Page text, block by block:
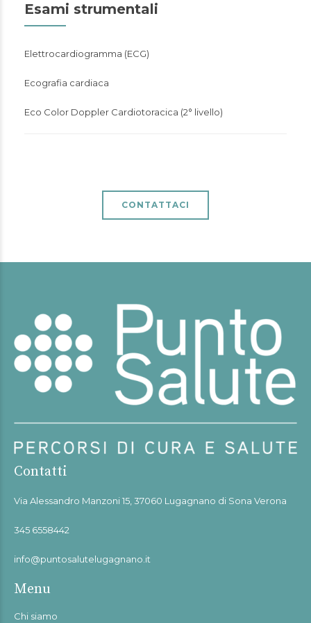
Esami strumentali
Elettrocardiogramma (ECG)
Ecografia cardiaca
Eco Color Doppler Cardiotoracica (2° livello)
CONTATTACI
Contatti
Via Alessandro Manzoni 15, 37060 Lugagnano di Sona Verona
345 6558442
info@puntosalutelugagnano.it
Menu
Chi siamo